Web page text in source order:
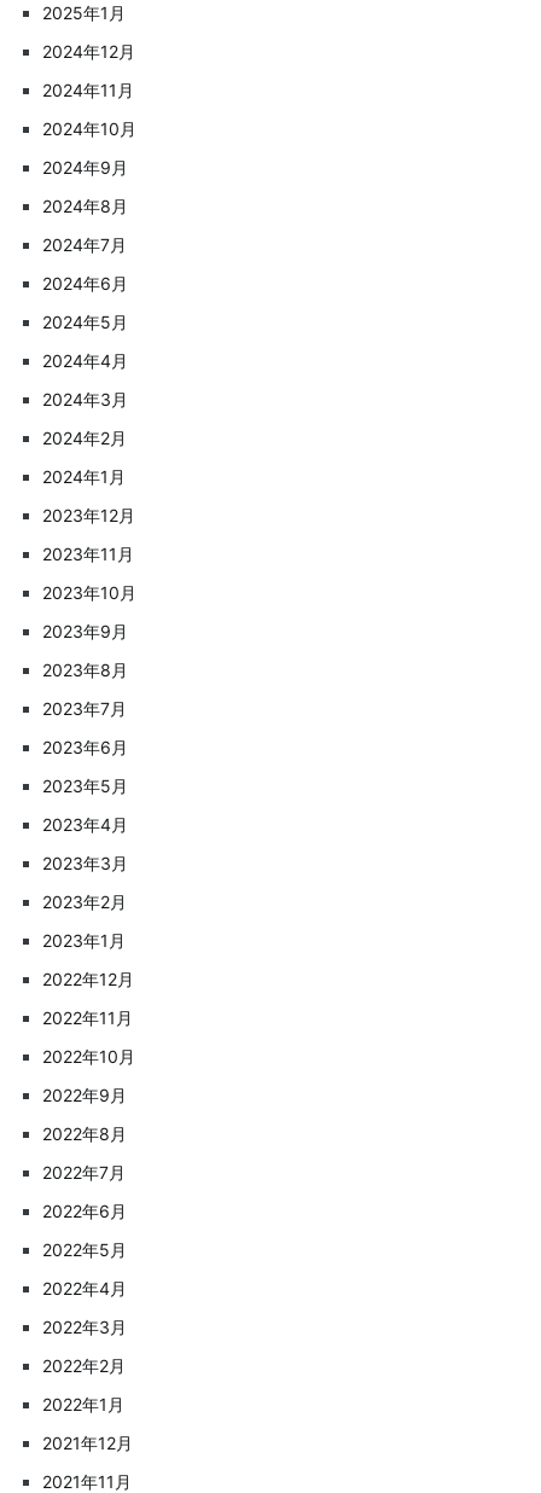
2025年1月
2024年12月
2024年11月
2024年10月
2024年9月
2024年8月
2024年7月
2024年6月
2024年5月
2024年4月
2024年3月
2024年2月
2024年1月
2023年12月
2023年11月
2023年10月
2023年9月
2023年8月
2023年7月
2023年6月
2023年5月
2023年4月
2023年3月
2023年2月
2023年1月
2022年12月
2022年11月
2022年10月
2022年9月
2022年8月
2022年7月
2022年6月
2022年5月
2022年4月
2022年3月
2022年2月
2022年1月
2021年12月
2021年11月